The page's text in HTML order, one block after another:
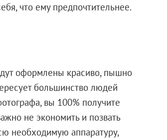
что ему предпочтительнее.
оформлены красиво, пышно
большинство людей
вы 100% получите
не экономить и позвать
необходимую аппаратуру,